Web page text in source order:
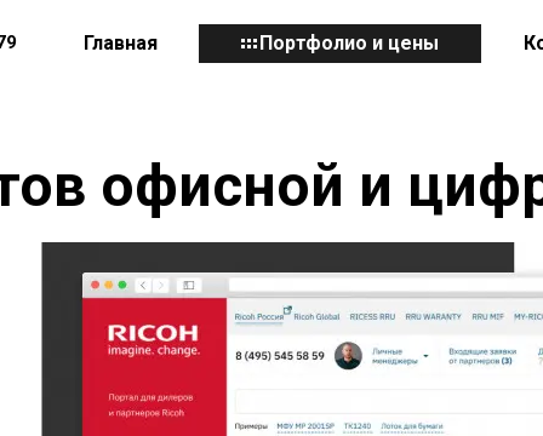
Главная Портфолио и цены
офисной и